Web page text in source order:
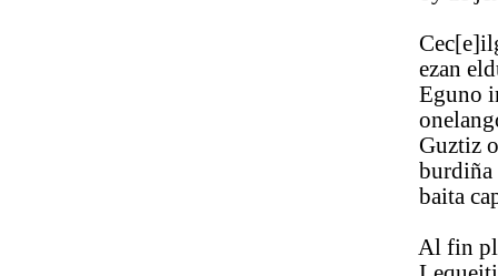
Cec[e]ilgo
ezan eldu
Eguno inoc
onelango
Guztiz oba
burdiña
baita capa
Al fin